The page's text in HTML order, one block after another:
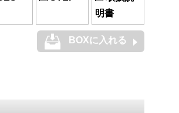
明書
BOXに入れる